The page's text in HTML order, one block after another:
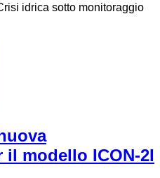
idrica sotto monitoraggio
modello ICON-2I